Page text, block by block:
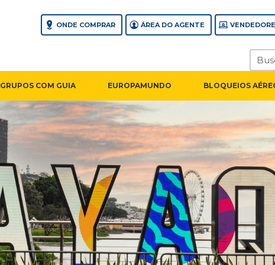
ÁREA DO AGENTE
ONDE COMPRAR
GRUPOS COM GUIA EUROPAMUNDO BLOQUEIOS